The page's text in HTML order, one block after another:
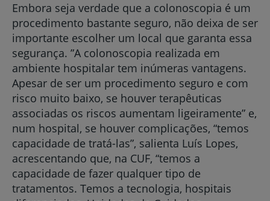
Embora seja verdade que a colonoscopia é um
procedimento bastante seguro, não deixa de ser
importante escolher um local que garanta essa
segurança. ”A colonoscopia realizada em
ambiente hospitalar tem inúmeras vantagens.
Apesar de ser um procedimento seguro e com
risco muito baixo, se houver terapêuticas
associadas os riscos aumentam ligeiramente” e,
num hospital, se houver complicações, “temos
capacidade de tratá-las”, salienta Luís Lopes,
acrescentando que, na CUF, “temos a
capacidade de fazer qualquer tipo de
tratamentos. Temos a tecnologia, hospitais